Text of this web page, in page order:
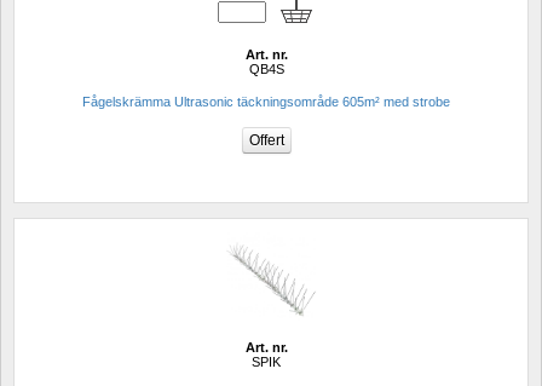
Art. nr.
QB4S
Fågelskrämma Ultrasonic täckningsområde 605m² med strobe
Art. nr.
SPIK